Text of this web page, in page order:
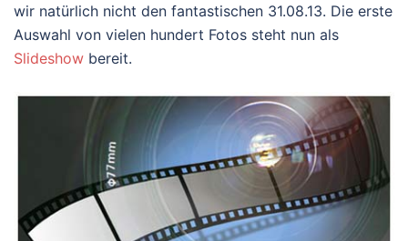
wir natürlich nicht den fantastischen 31.08.13. Die erste
Auswahl von vielen hundert Fotos steht nun als
Slideshow bereit.